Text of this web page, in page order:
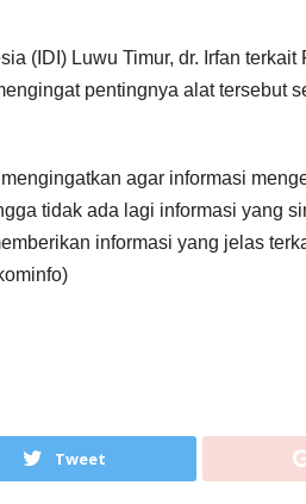
(IDI) Luwu Timur, dr. Irfan
pentingnya alat tersebut
agar informasi
tidak ada lagi informasi yang
informasi yang jelas
Tweet